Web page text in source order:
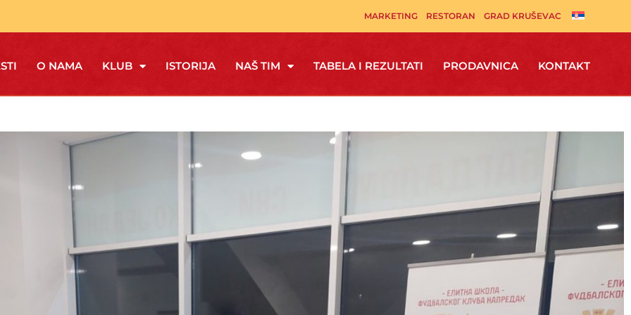
MARKETING RESTORAN GRAD KRUŠEVAC
O NAMA KLUB ISTORIJA NAŠ TIM TABELA I REZULTATI PRODAVNICA KONTAKT